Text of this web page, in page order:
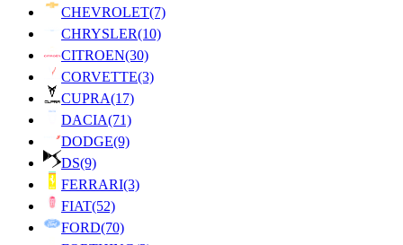
CHEVROLET(7)
CHRYSLER(10)
CITROEN(30)
CORVETTE(3)
CUPRA(17)
DACIA(71)
DODGE(9)
DS(9)
FERRARI(3)
FIAT(52)
FORD(70)